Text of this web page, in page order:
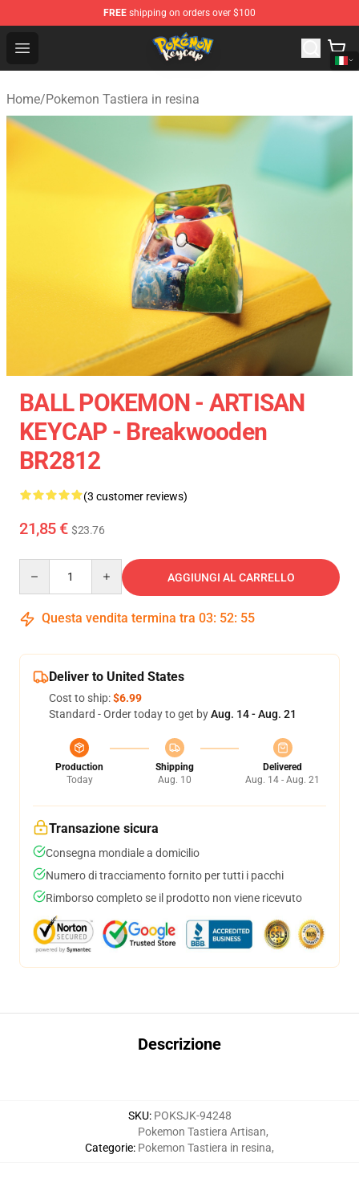
FREE shipping on orders over $100
Open menu
Pokemon Keycap Shop - The Best Store of Pokemon
Home/Pokemon Tastiera in resina
BALL POKEMON - ARTISAN
KEYCAP - Breakwooden
BR2812
(3 customer reviews)
21,85 € $23.76
AGGIUNGI AL CARRELLO
Questa vendita termina tra 03: 52: 54
Deliver to United States
Cost to ship:$6.99
Standard - Order today to get byAug. 14 - Aug. 21
Production
Today
Shipping
Aug. 10
Delivered
Aug. 14 - Aug. 21
Transazione sicura
Consegna mondiale a domicilio
Numero di tracciamento fornito per tutti i pacchi
Rimborso completo se il prodotto non viene ricevuto
Descrizione
SKU: POKSJK-94248
Categorie:
Pokemon Tastiera Artisan,
Pokemon Tastiera in resina,